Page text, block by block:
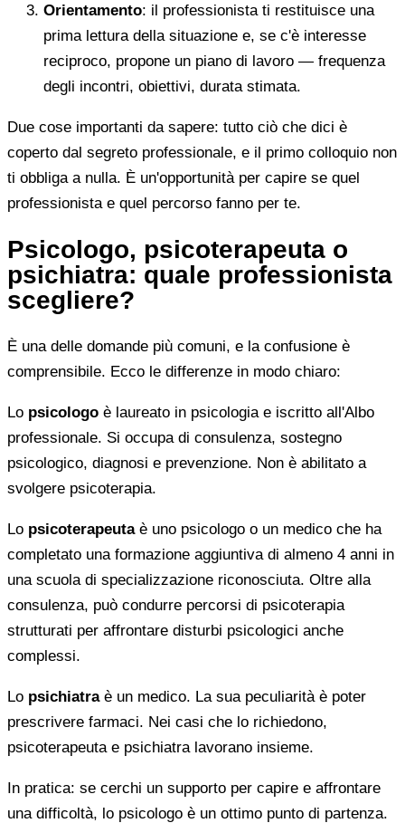
Orientamento: il professionista ti restituisce una
prima lettura della situazione e, se c'è interesse
reciproco, propone un piano di lavoro — frequenza
degli incontri, obiettivi, durata stimata.
Due cose importanti da sapere: tutto ciò che dici è
coperto dal segreto professionale, e il primo colloquio non
ti obbliga a nulla. È un'opportunità per capire se quel
professionista e quel percorso fanno per te.
Psicologo, psicoterapeuta o
psichiatra: quale professionista
scegliere?
È una delle domande più comuni, e la confusione è
comprensibile. Ecco le differenze in modo chiaro:
Lo psicologo è laureato in psicologia e iscritto all'Albo
professionale. Si occupa di consulenza, sostegno
psicologico, diagnosi e prevenzione. Non è abilitato a
svolgere psicoterapia.
Lo psicoterapeutaè uno psicologo o un medico che ha
completato una formazione aggiuntiva di almeno 4 anni in
una scuola di specializzazione riconosciuta. Oltre alla
consulenza, può condurre percorsi di psicoterapia
strutturati per affrontare disturbi psicologici anche
complessi.
Lo psichiatraè un medico. La sua peculiarità è poter
prescrivere farmaci. Nei casi che lo richiedono,
psicoterapeuta e psichiatra lavorano insieme.
In pratica: se cerchi un supporto per capire e affrontare
una difficoltà, lo psicologo è un ottimo punto di partenza.